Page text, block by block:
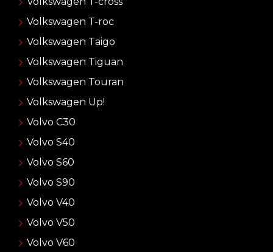
Volkswagen T-roc
Volkswagen Taigo
Volkswagen Tiguan
Volkswagen Touran
Volkswagen Up!
Volvo C30
Volvo S40
Volvo S60
Volvo S90
Volvo V40
Volvo V50
Volvo V60